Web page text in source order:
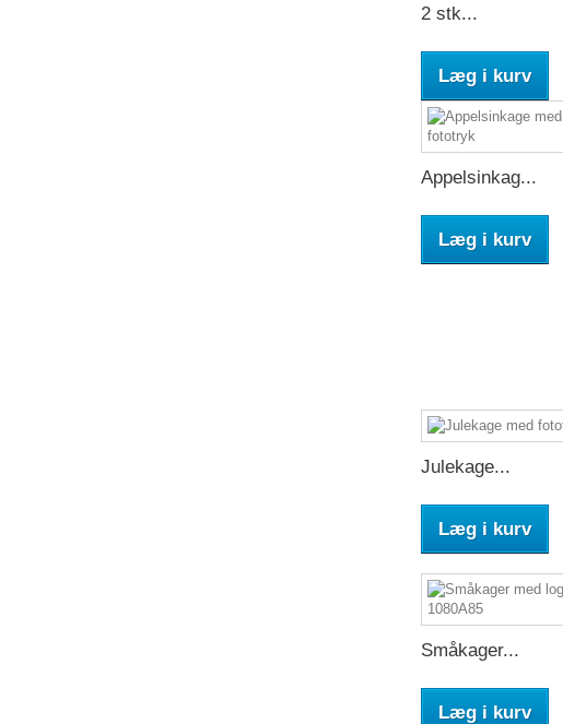
2 stk...
Læg i kurv
Appelsinkag...
Læg i kurv
Julekage...
Læg i kurv
Småkager...
Læg i kurv